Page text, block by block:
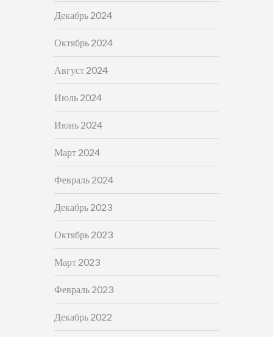
Декабрь 2024
Октябрь 2024
Август 2024
Июль 2024
Июнь 2024
Март 2024
Февраль 2024
Декабрь 2023
Октябрь 2023
Март 2023
Февраль 2023
Декабрь 2022